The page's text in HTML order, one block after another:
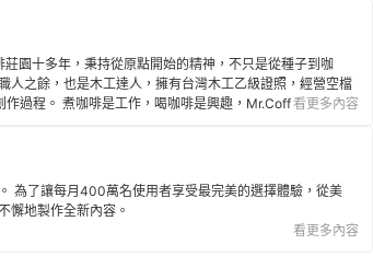
園十多年，秉持從原點開始的精神，不只是從種子到咖
人之餘，也是木工達人，擁有台灣木工乙級證照，經營空檔
過程。 煮咖啡是工作，喝咖啡是興趣，Mr.Coffee 每年都
看更多內容
為了讓每月400萬名使用者享受最完美的選擇體驗，從美
懈地製作全新內容。
看更多內容